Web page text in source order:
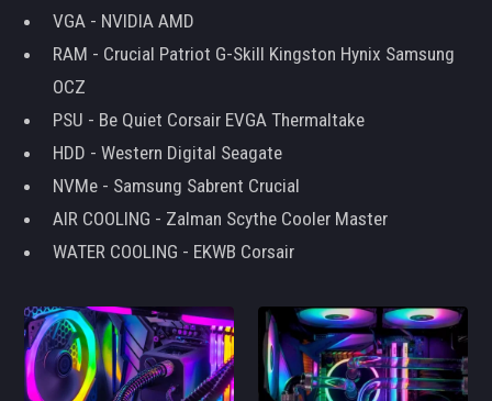
VGA - NVIDIA AMD
RAM - Crucial Patriot G-Skill Kingston Hynix Samsung
OCZ
PSU - Be Quiet Corsair EVGA Thermaltake
HDD - Western Digital Seagate
NVMe - Samsung Sabrent Crucial
AIR COOLING - Zalman Scythe Cooler Master
WATER COOLING - EKWB Corsair